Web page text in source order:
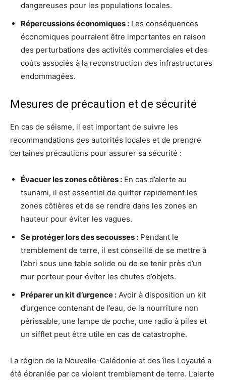
dangereuses pour les populations locales.
Répercussions économiques : Les conséquences
économiques pourraient être importantes en raison
des perturbations des activités commerciales et des
coûts associés à la reconstruction des infrastructures
endommagées.
Mesures de précaution et de sécurité
En cas de séisme, il est important de suivre les
recommandations des autorités locales et de prendre
certaines précautions pour assurer sa sécurité :
Évacuer les zones côtières : En cas d’alerte au
tsunami, il est essentiel de quitter rapidement les
zones côtières et de se rendre dans les zones en
hauteur pour éviter les vagues.
Se protéger lors des secousses : Pendant le
tremblement de terre, il est conseillé de se mettre à
l’abri sous une table solide ou de se tenir près d’un
mur porteur pour éviter les chutes d’objets.
Préparer un kit d’urgence : Avoir à disposition un kit
d’urgence contenant de l’eau, de la nourriture non
périssable, une lampe de poche, une radio à piles et
un sifflet peut être utile en cas de catastrophe.
La région de la Nouvelle-Calédonie et des îles Loyauté a
été ébranlée par ce violent tremblement de terre. L’alerte